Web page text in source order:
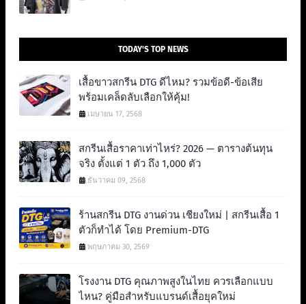
TODAY'S TOP NEWS
เสื้อขาวสกรีน DTG ดีไหม? รวมข้อดี-ข้อเสีย
พร้อมเคล็ดลับเลือกให้คุ้ม!
เมษายน 17, 2568
สกรีนเสื้อราคาเท่าไหร่? 2026 — ตารางต้นทุน
จริง ตั้งแต่ 1 ตัว ถึง 1,000 ตัว
ธันวาคม 09, 2568
ร้านสกรีน DTG งานด่วน เชียงใหม่ | สกรีนเสื้อ 1
ตัวก็ทำได้ โดย Premium-DTG
พฤษภาคม 30, 2569
โรงงาน DTG คุณภาพสูงในไทย ควรเลือกแบบ
ไหน? คู่มือสำหรับแบรนด์เสื้อยุคใหม่